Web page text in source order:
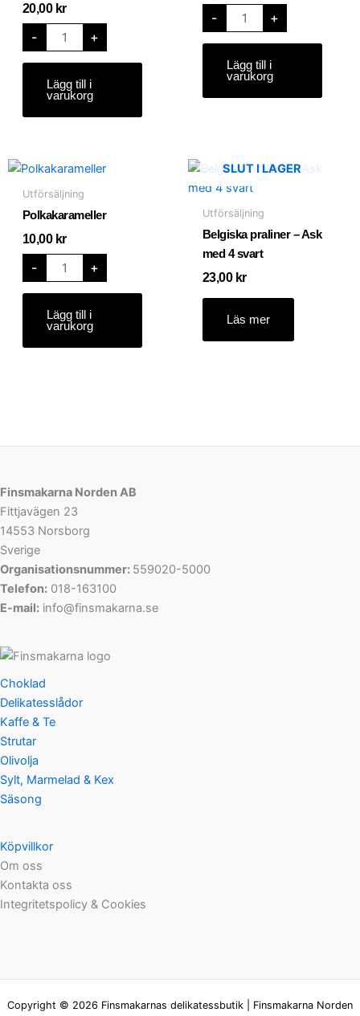
20,00 kr
- +
Lägg till i
varukorg
- +
Lägg till i
varukorg
Utförsäljning
Polkakarameller
10,00 kr
-
Polkakarameller
mängd
+
Lägg till i
varukorg
SLUT I LAGER
Utförsäljning
Belgiska praliner – Ask
med 4 svart
23,00 kr
Läs mer
Finsmakarna Norden AB
Fittjavägen 23
14553 Norsborg
Sverige
Organisationsnummer: 559020-5000
Telefon: 018-163100
E-mail: info@finsmakarna.se
Choklad
Delikatesslådor
Kaffe & Te
Strutar
Olivolja
Sylt, Marmelad & Kex
Säsong
Köpvillkor
Om oss
Kontakta oss
Integritetspolicy & Cookies
Copyright © 2026 Finsmakarnas delikatessbutik | Finsmakarna Norden